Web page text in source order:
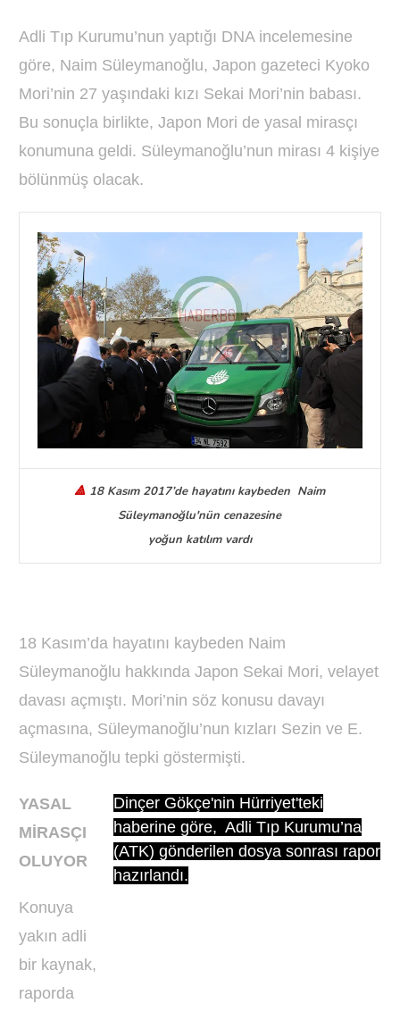
Adli Tıp Kurumu’nun yaptığı DNA incelemesine
göre, Naim Süleymanoğlu, Japon gazeteci Kyoko
Mori’nin 27 yaşındaki kızı Sekai Mori’nin babası.
Bu sonuçla birlikte, Japon Mori de yasal mirasçı
konumuna geldi. Süleymanoğlu’nun mirası 4 kişiye
bölünmüş olacak.
🔺 18 Kasım 2017’de hayatını kaybeden Naim
Süleymanoğlu'nün cenazesine
yoğun katılım vardı
18 Kasım’da hayatını kaybeden Naim
Süleymanoğlu hakkında Japon Sekai Mori, velayet
davası açmıştı. Mori’nin söz konusu davayı
açmasına, Süleymanoğlu’nun kızları Sezin ve E.
Süleymanoğlu tepki göstermişti.
Dinçer Gökçe'nin Hürriyet'teki
haberine göre, Adli Tıp Kurumu’na
(ATK) gönderilen dosya sonrası rapor
hazırlandı.
YASAL
MİRASÇI
OLUYOR
Konuya
yakın adli
bir kaynak,
raporda